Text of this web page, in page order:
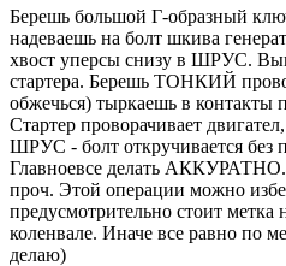
Берешь большой Г-образный
надеваешь на болт шкива
хвост уперсы снизу в ШРУС.
стартера. Берешь ТОНКИЙ
обжечься) тыркаешь в контакты
Стартер проворачивает
ШРУС - болт откручивается без
Главноевсе делать АККУРАТНО.
проч. Этой операции можно
предусмотрительно стоит метка
коленвале. Иначе все равно по
делаю)